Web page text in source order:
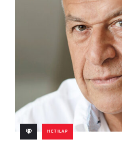
HETILAP